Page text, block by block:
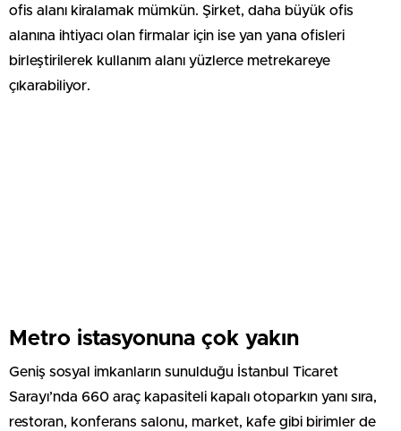
ofis alanı kiralamak mümkün. Şirket, daha büyük ofis
alanına ihtiyacı olan firmalar için ise yan yana ofisleri
birleştirilerek kullanım alanı yüzlerce metrekareye
çıkarabiliyor.
Metro istasyonuna çok yakın
Geniş sosyal imkanların sunulduğu İstanbul Ticaret
Sarayı’nda 660 araç kapasiteli kapalı otoparkın yanı sıra,
restoran, konferans salonu, market, kafe gibi birimler de